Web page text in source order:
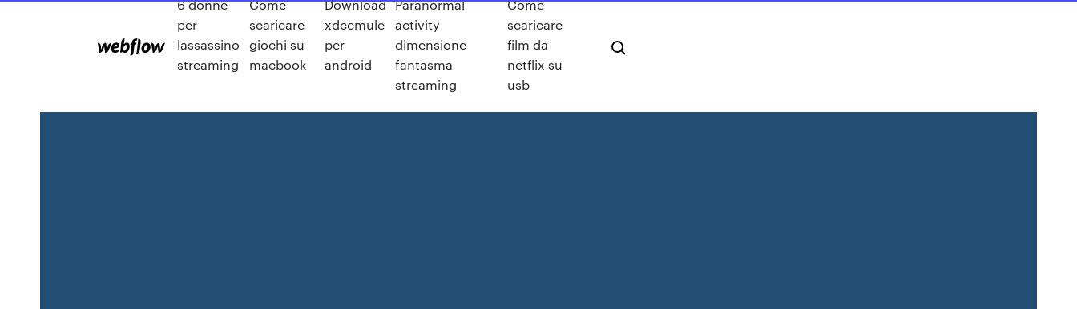
6 donne
per
lassassino
streaming
Come
scaricare
giochi su
macbook
Download
xdccmule
per
android
Paranormal
activity
dimensione
fantasma
streaming
Come
scaricare
film da
netflix su
usb